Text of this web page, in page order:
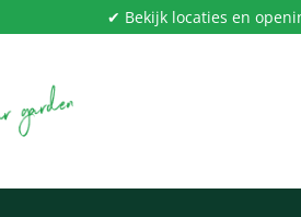
✔ Bekijk locaties en